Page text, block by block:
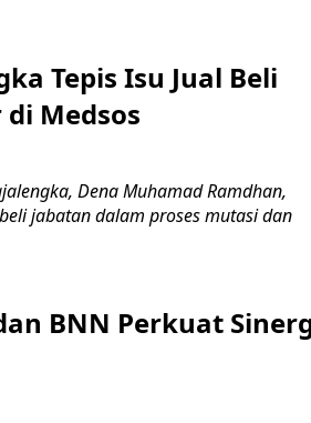
Tepis Isu Jual Beli
Medsos
Dena Muhamad Ramdhan,
jabatan dalam proses mutasi dan
BNN Perkuat